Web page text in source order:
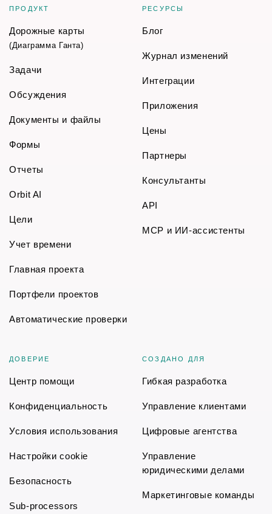
ПРОДУКТ
Дорожные карты
(Диаграмма Ганта)
Задачи
Обсуждения
Документы и файлы
Формы
Отчеты
Orbit AI
Цели
Учет времени
Главная проекта
Портфели проектов
Автоматические проверки
РЕСУРСЫ
Блог
Журнал изменений
Интеграции
Приложения
Цены
Партнеры
Консультанты
API
MCP и ИИ-ассистенты
ДОВЕРИЕ
Центр помощи
Конфиденциальность
Условия использования
Настройки cookie
Безопасность
Sub-processors
СОЗДАНО ДЛЯ
Гибкая разработка
Управление клиентами
Цифровые агентства
Управление
юридическими делами
Маркетинговые команды